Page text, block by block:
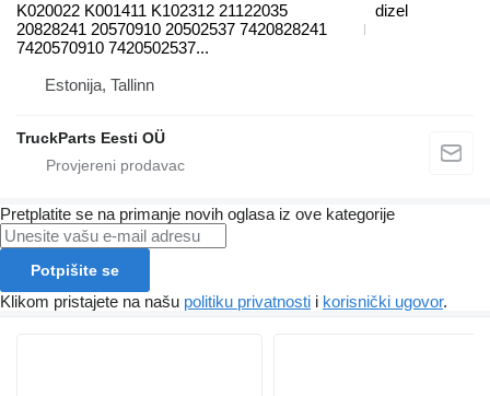
K020022 K001411 K102312 21122035
20828241 20570910 20502537 7420828241
7420570910 7420502537...
dizel
Estonija, Tallinn
TruckParts Eesti OÜ
Pretplatite se na primanje novih oglasa iz ove kategorije
Potpišite se
Klikom pristajete na našu politiku privatnosti i korisnički ugovor.